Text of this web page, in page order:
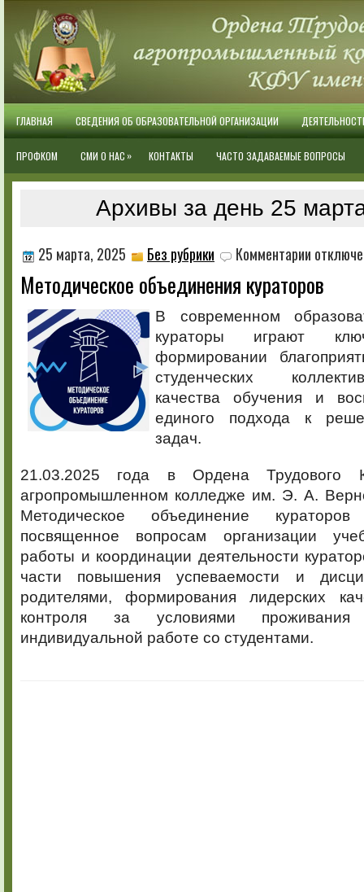
ГЛАВНАЯ СВЕДЕНИЯ ОБ ОБРАЗОВАТЕЛЬНОЙ ОРГАНИЗАЦИИ
ПРОФКОМ СМИ О НАС » КОНТАКТЫ ЧАСТО ЗАДАВАЕМЫЕ ВОПРОСЫ
Архивы за день 25
25 марта, 2025 Без рубрики Комментарии записи
кураторов
Методическое объединения кураторов
В современном
кураторы играют
формировании
студенческих
качества обучения и
единого подхода к
задач.
21.03.2025 года в Ордена Трудового
агропромышленном колледже им. Э. А.
Методическое объединение
посвященное вопросам организации
работы и координации деятельности
части повышения успеваемости и
родителями, формирования лидерских
контроля за условиями
индивидуальной работе со студентами.